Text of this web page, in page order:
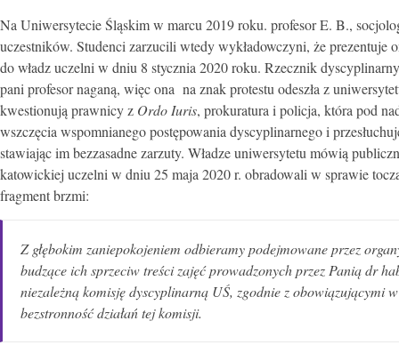
Na Uniwersytecie Śląskim w marcu 2019 roku. profesor E. B.,
uczestników. Studenci zarzucili wtedy wykładowczyni, że prezentuje
do władz uczelni w dniu 8 stycznia 2020 roku. Rzecznik
pani profesor naganą, więc ona na znak protestu odeszła z
kwestionują prawnicy z Ordo Iuris, prokuratura i policja, która pod
wszczęcia wspomnianego postępowania dyscyplinarnego i
stawiając im bezzasadne zarzuty. Władze uniwersytetu mówią
katowickiej uczelni w dniu 25 maja 2020 r. obradowali w sprawie
fragment brzmi:
Z głębokim zaniepokojeniem odbieramy podejmowane przez
budzące ich sprzeciw treści zajęć prowadzonych przez Panią dr
niezależną komisję dyscyplinarną UŚ, zgodnie z obowiązującymi
bezstronność działań tej komisji.